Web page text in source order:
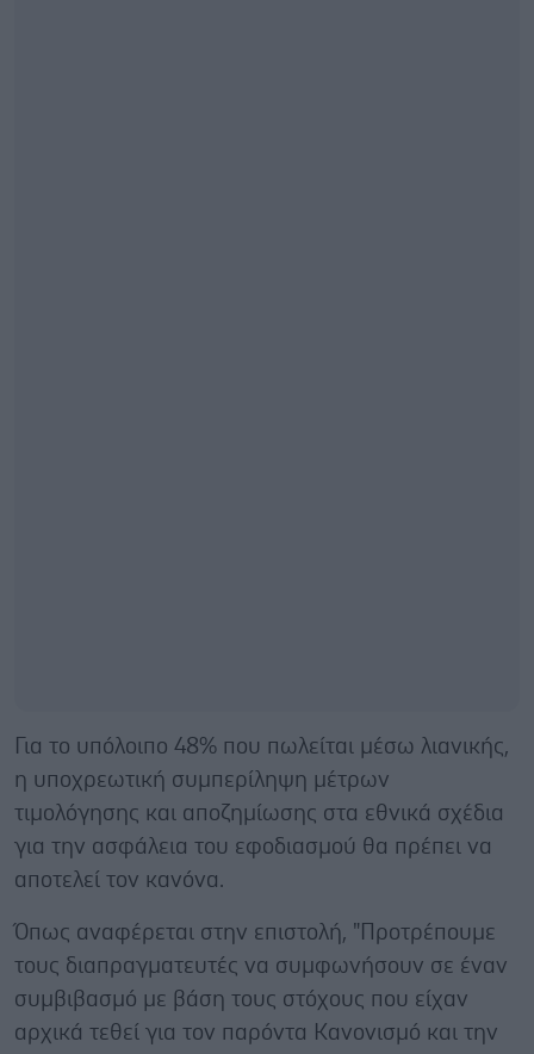
Για το υπόλοιπο 48% που πωλείται μέσω λιανικής,
η υποχρεωτική συμπερίληψη μέτρων
τιμολόγησης και αποζημίωσης στα εθνικά σχέδια
για την ασφάλεια του εφοδιασμού θα πρέπει να
αποτελεί τον κανόνα.
Όπως αναφέρεται στην επιστολή, "Προτρέπουμε
τους διαπραγματευτές να συμφωνήσουν σε έναν
συμβιβασμό με βάση τους στόχους που είχαν
αρχικά τεθεί για τον παρόντα Κανονισμό και την